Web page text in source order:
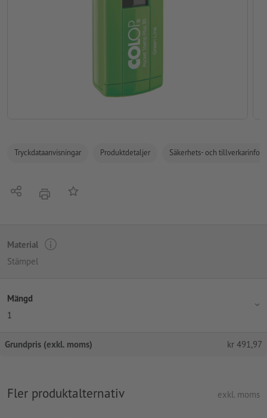
Tryckdataanvisningar Produktdetaljer Säkerhets- och
Dela erbjudandePå anteckningslistan
Material
Stämpel
Mängd
1
Grundpris (exkl. moms) kr 491,97
Fler produktalternativ exkl. moms